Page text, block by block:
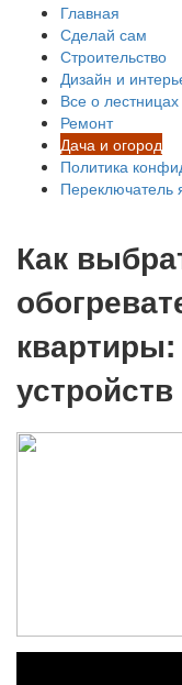
Главная
Сделай сам
Строительство
Дизайн и
Все о лестницах
Ремонт
Дача и огород
Политика
Переключатель
Как
устройств